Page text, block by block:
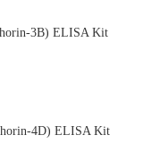
3B) ELISA Kit
4D) ELISA Kit